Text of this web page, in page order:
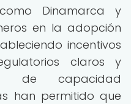
Dinamarca y
en la adopción
incentivos
claros y
de capacidad
han permitido que